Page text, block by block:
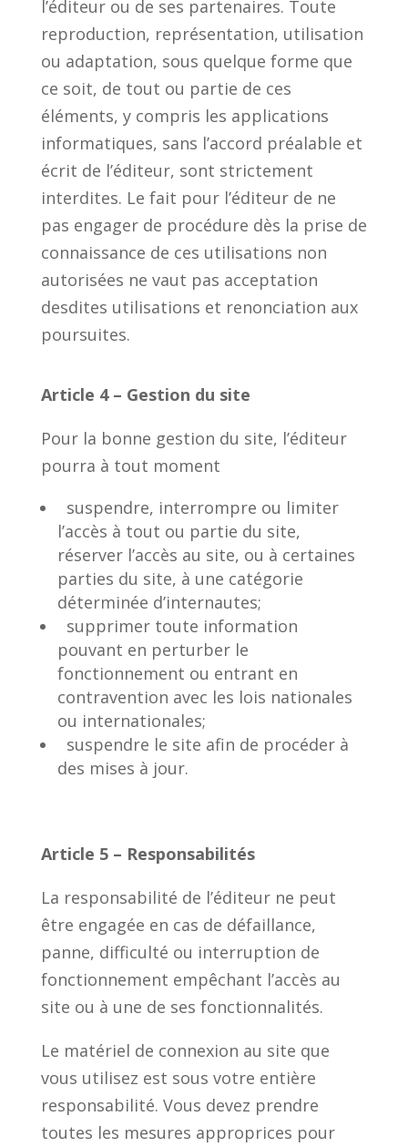
l’éditeur ou de ses partenaires. Toute
reproduction, représentation, utilisation
ou adaptation, sous quelque forme que
ce soit, de tout ou partie de ces
éléments, y compris les applications
informatiques, sans l’accord préalable et
écrit de l’éditeur, sont strictement
interdites. Le fait pour l’éditeur de ne
pas engager de procédure dès la prise de
connaissance de ces utilisations non
autorisées ne vaut pas acceptation
desdites utilisations et renonciation aux
poursuites.
Article 4 – Gestion du site
Pour la bonne gestion du site, l’éditeur
pourra à tout moment
suspendre, interrompre ou limiter
l’accès à tout ou partie du site,
réserver l’accès au site, ou à certaines
parties du site, à une catégorie
déterminée d’internautes;
supprimer toute information
pouvant en perturber le
fonctionnement ou entrant en
contravention avec les lois nationales
ou internationales;
suspendre le site afin de procéder à
des mises à jour.
Article 5 – Responsabilités
La responsabilité de l’éditeur ne peut
être engagée en cas de défaillance,
panne, difficulté ou interruption de
fonctionnement empêchant l’accès au
site ou à une de ses fonctionnalités.
Le matériel de connexion au site que
vous utilisez est sous votre entière
responsabilité. Vous devez prendre
toutes les mesures approprices pour